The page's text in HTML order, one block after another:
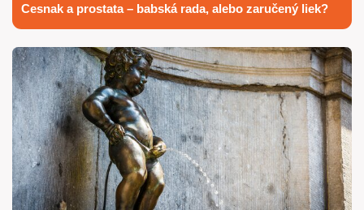
Cesnak a prostata – babská rada, alebo zaručený liek?